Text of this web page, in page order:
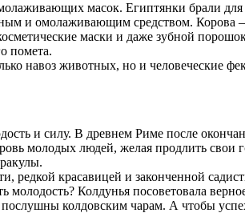
масок. Египтянки брали
и омолаживающим средством. Корова
маски и даже зубной
помета.
навоз животных, но и человеческие
и силу. В древнем Риме после
молодых людей, желая продлить свои
красавицей и законченной
Колдунья посоветовала
колдовским чарам. А чтобы